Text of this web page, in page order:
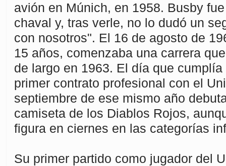
avión en Múnich, en 1958. Busby
chaval y, tras verle, no lo dudó un
con nosotros". El 16 de agosto de
15 años, comenzaba una carrera
de largo en 1963. El día que
primer contrato profesional con el
septiembre de ese mismo año
camiseta de los Diablos Rojos,
figura en ciernes en las categorías
Su primer partido como jugador del